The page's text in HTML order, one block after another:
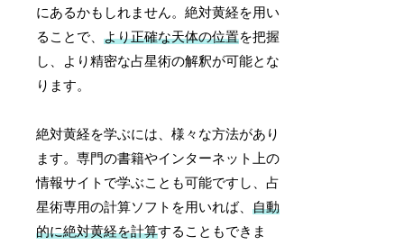
にあるかもしれません。絶対黄経を用い
ることで、より正確な天体の位置を把握
し、より精密な占星術の解釈が可能とな
ります。
絶対黄経を学ぶには、様々な方法があり
ます。専門の書籍やインターネット上の
情報サイトで学ぶことも可能ですし、占
星術専用の計算ソフトを用いれば、自動
的に絶対黄経を計算することもできま